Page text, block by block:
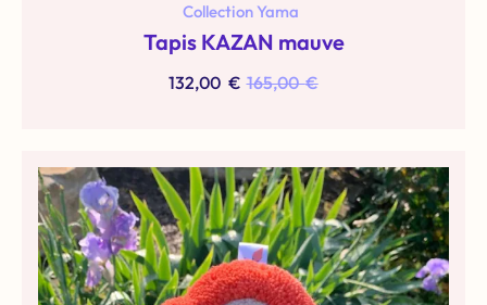
Collection Yama
Tapis KAZAN mauve
165,00€
132,00 €